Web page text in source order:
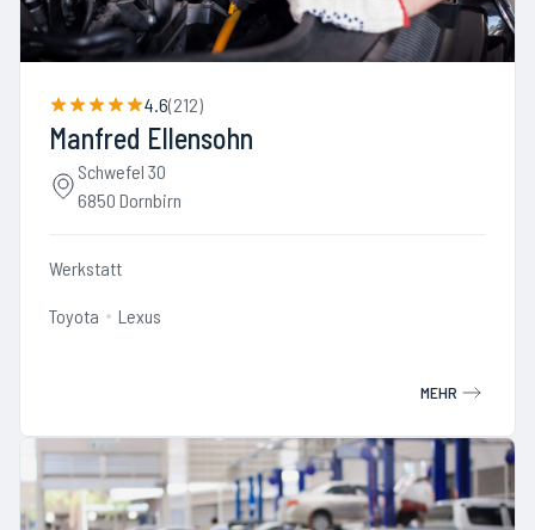
4.6(212)
Manfred Ellensohn
Schwefel 30
6850 Dornbirn
Werkstatt
Toyota Lexus
MEHR